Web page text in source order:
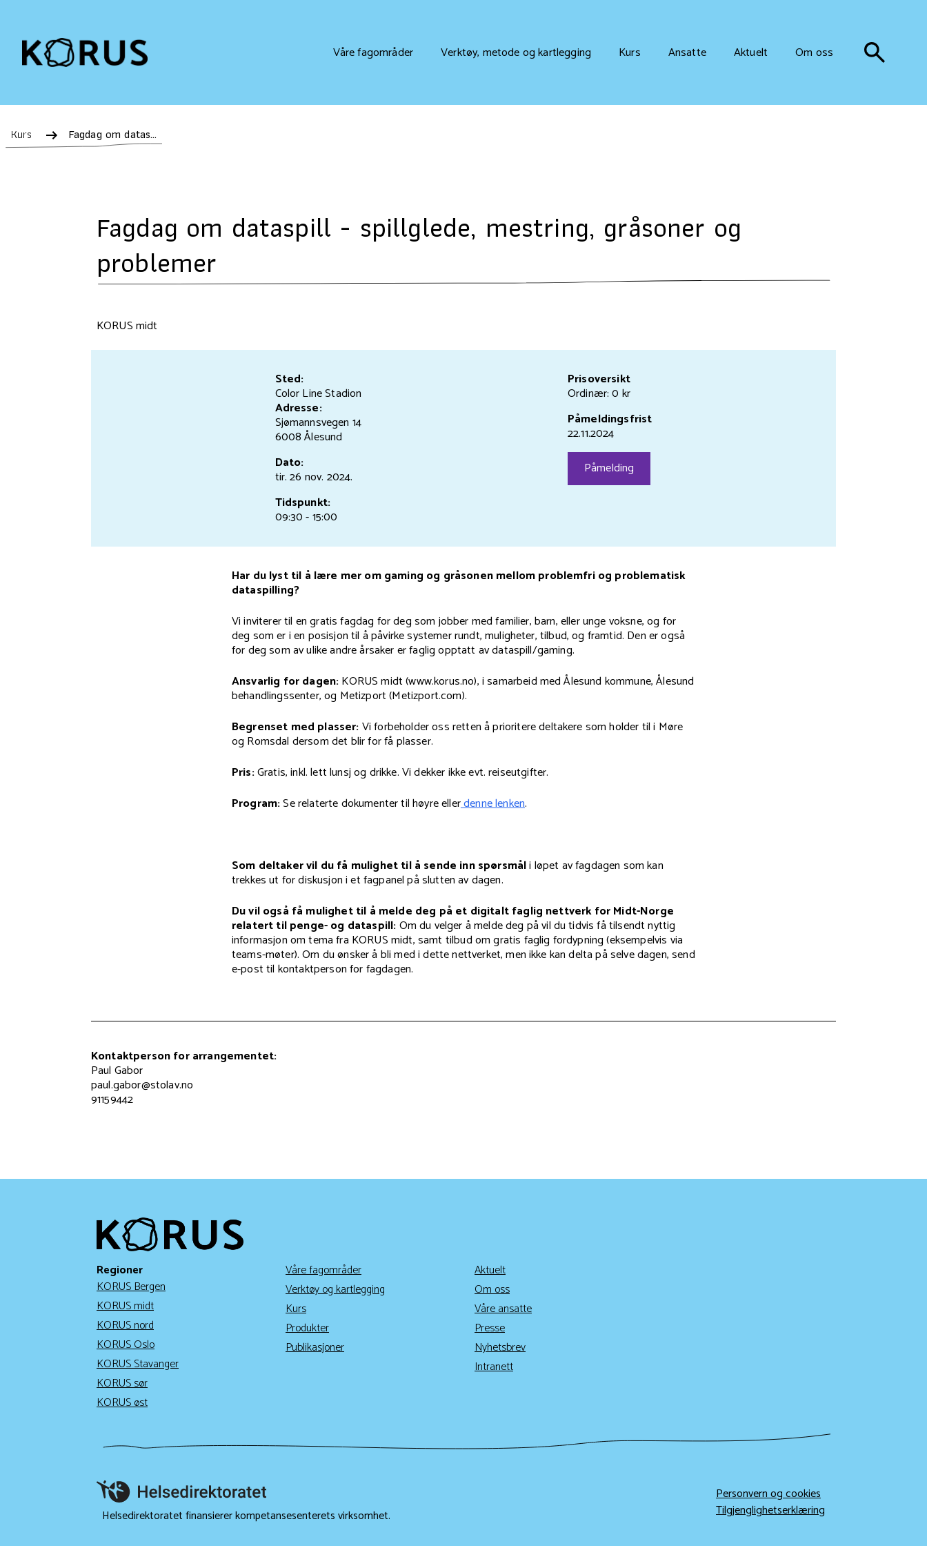
Våre fagområder Verktøy, metode og kartlegging Kurs Ansatte Aktuelt Om oss
Kurs Fagdag om dataspill - spillglede, mestring, gråsoner og problemer
Fagdag om dataspill - spillglede, mestring, gråsoner og
problemer
KORUS midt
Sted:
Color Line Stadion
Adresse:
Sjømannsvegen 14
6008 Ålesund
Dato:
tir. 26 nov. 2024.
Tidspunkt:
09:30 - 15:00
Prisoversikt
Ordinær: 0 kr
Påmeldingsfrist
22.11.2024
Påmelding
Har du lyst til å lære mer om gaming og gråsonen mellom problemfri og problematisk
dataspilling?
Vi inviterer til en gratis fagdag for deg som jobber med familier, barn, eller unge voksne, og for
deg som er i en posisjon til å påvirke systemer rundt, muligheter, tilbud, og framtid. Den er også
for deg som av ulike andre årsaker er faglig opptatt av dataspill/gaming.
Ansvarlig for dagen: KORUS midt (www.korus.no), i samarbeid med Ålesund kommune, Ålesund
behandlingssenter, og Metizport (Metizport.com).
Begrenset med plasser: Vi forbeholder oss retten å prioritere deltakere som holder til i Møre
og Romsdal dersom det blir for få plasser.
Pris:Gratis, inkl. lett lunsj og drikke. Vi dekker ikke evt. reiseutgifter.
Program:Se relaterte dokumenter til høyre ellerdenne lenken.
Som deltaker vil du få mulighet til å sende inn spørsmåli løpet av fagdagen som kan
trekkes ut for diskusjon i et fagpanel på slutten av dagen.
Du vil også få mulighet til å melde deg på et digitalt faglig nettverk for Midt-Norge
relatert til penge- og dataspill: Om du velger å melde deg på vil du tidvis få tilsendt nyttig
informasjon om tema fra KORUS midt, samt tilbud om gratis faglig fordypning (eksempelvis via
teams-møter). Om du ønsker å bli med i dette nettverket, men ikke kan delta på selve dagen, send
e-post til kontaktperson for fagdagen.
Kontaktperson for arrangementet:
Paul Gabor
paul.gabor@stolav.no
91159442
Regioner
KORUS Bergen
KORUS midt
KORUS nord
KORUS Oslo
KORUS Stavanger
KORUS sør
KORUS øst
Våre fagområder
Verktøy og kartlegging
Kurs
Produkter
Publikasjoner
Aktuelt
Om oss
Våre ansatte
Presse
Nyhetsbrev
Intranett
Helsedirektoratet finansierer kompetansesenterets virksomhet.
Personvern og cookies
Tilgjenglighetserklæring